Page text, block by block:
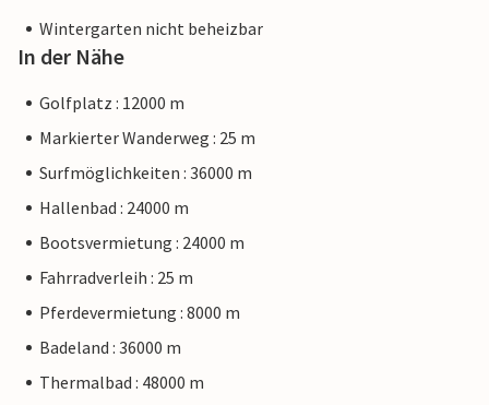
Wintergarten nicht beheizbar
In der Nähe
Golfplatz : 12000 m
Markierter Wanderweg : 25 m
Surfmöglichkeiten : 36000 m
Hallenbad : 24000 m
Bootsvermietung : 24000 m
Fahrradverleih : 25 m
Pferdevermietung : 8000 m
Badeland : 36000 m
Thermalbad : 48000 m